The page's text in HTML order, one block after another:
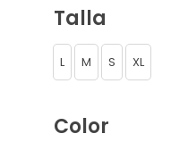
Talla
L M S XL
Color